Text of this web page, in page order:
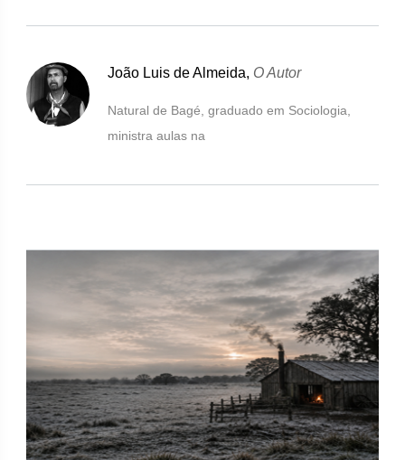
João Luis de Almeida, O Autor
Natural de Bagé, graduado em Sociologia,
ministra aulas na